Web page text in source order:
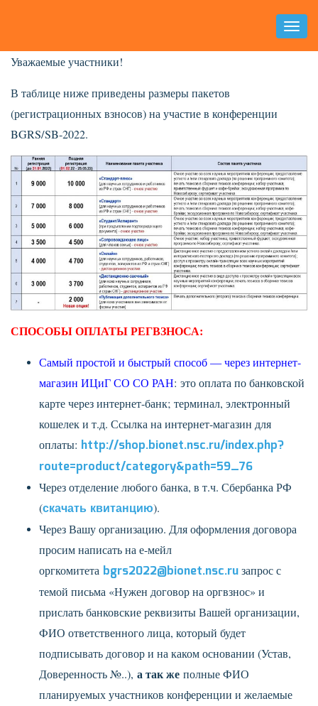
Toggle
Уважаемые участники!
В таблице ниже приведены размеры пакетов
(регистрационных взносов) на участие в конференции
BGRS/SB-2022.
СПОСОБЫ ОПЛАТЫ РЕГВЗНОСА:
Самый простой и быстрый способ — через интернет-
магазин ИЦиГ СО СО РАН: это оплата по банковской
карте через интернет-банк; терминал, электронный
кошелек и т.д. Ссылка на интернет-магазин для
оплаты: http://shop.bionet.nsc.ru/index.php?
route=product/category&path=59_76
Через отделение любого банка, в т.ч. Сбербанка РФ
(скачать квитанцию).
Через Вашу организацию. Для оформления договора
просим написать на е-мейл
оргкомитета bgrs2022@bionet.nsc.ruзапрос с
темой письма «Нужен договор на оргвзнос» и
прислать банковские реквизиты Вашей организации,
ФИО ответственного лица, который будет
подписывать договор и на каком основании (Устав,
Доверенность №..), а так же полные ФИО
планируемых участников конференции и желаемые